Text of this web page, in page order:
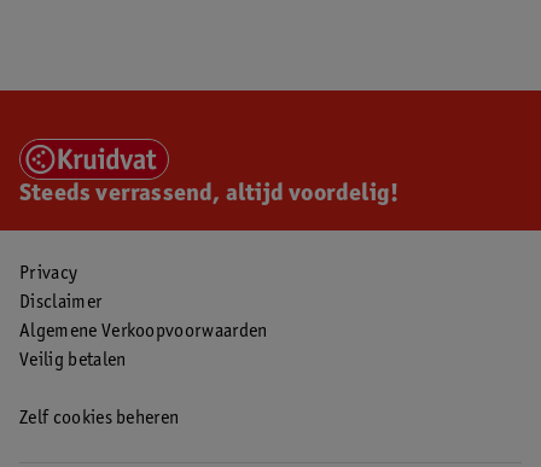
Steeds verrassend, altijd voordelig!
Privacy
Disclaimer
Algemene Verkoopvoorwaarden
Veilig betalen
Zelf cookies beheren